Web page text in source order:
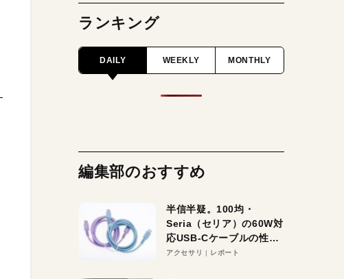
ランキング
DAILY WEEKLY MONTHLY
編集部のおすすめ
半信半疑。100均・
Seria（セリア）の60W対
応USB-Cケーブルの性能
を検証。超コスパの1本を
アクセサリ レポート